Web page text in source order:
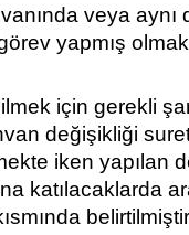
veya aynı
yapmış
için gerekli
değişikliği
iken yapılan
katılacaklarda